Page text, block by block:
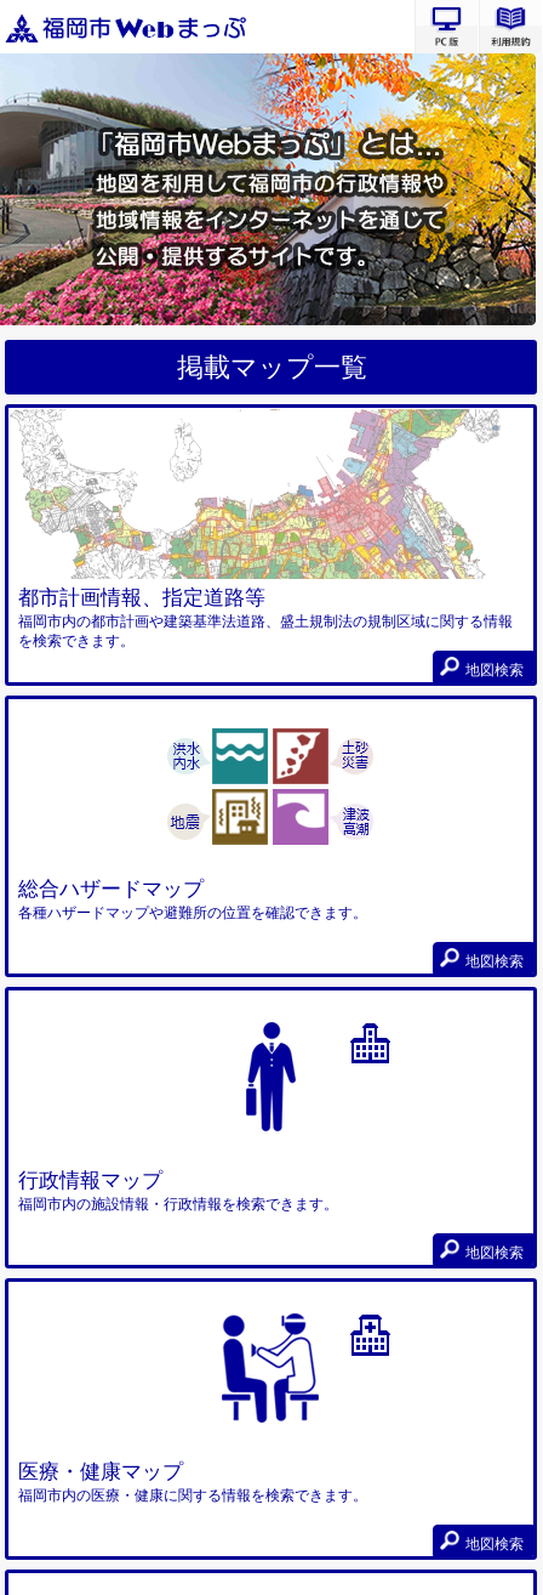
PC版サ
掲載マップ一覧
都市計画情報、指定道路等
福岡市内の都市計画や建築基準法道路、盛土規制法の規制区域に関する情報
を検索できます。
地図検索
総合ハザードマップ
各種ハザードマップや避難所の位置を確認できます。
地図検索
行政情報マップ
福岡市内の施設情報・行政情報を検索できます。
地図検索
医療・健康マップ
福岡市内の医療・健康に関する情報を検索できます。
地図検索